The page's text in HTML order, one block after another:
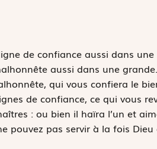
de confiance aussi dans une
aussi dans une
qui vous confiera le
de confiance, ce qui vous
: ou bien il haïra l’un et
pouvez pas servir à la fois Dieu